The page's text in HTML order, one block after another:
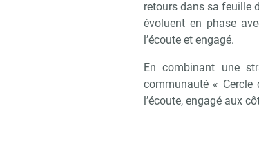
retours dans sa feuille
évoluent en phase
l’écoute et engagé.
En combinant une
communauté « Cercle
l’écoute, engagé aux